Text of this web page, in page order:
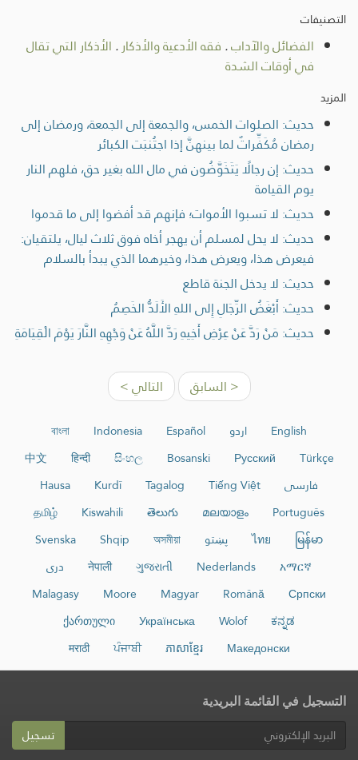
التصنيفات
الفضائل والآداب. فقه الأدعية والأذكار. الأذكار التي تقال
في أوقات الشدة
المزيد
حديث: الصلوات الخمس، والجمعة إلى الجمعة، ورمضان إلى
رمضان مُكَفِّراتٌ لما بينهنَّ إذا اجتُنبَت الكبائر
حديث: إن رجالًا يَتَخَوَّضُون في مال الله بغير حق، فلهم النار
يوم القيامة
حديث: لا تسبوا الأموات؛ فإنهم قد أفضوا إلى ما قدموا
حديث: لا يحل لمسلم أن يهجر أخاه فوق ثلاث ليال، يلتقيان:
فيعرض هذا، ويعرض هذا، وخيرهما الذي يبدأ بالسلام
حديث: لا يدخل الجنة قاطع
حديث: أَبْغَضُ الرِّجَالِ إِلى اللهِ الأَلَدُّ الخَصِمُ
حديث: مَنْ رَدَّ عَنْ عِرْضِ أَخِيهِ رَدَّ اللَّهُ عَنْ وَجْهِهِ النَّارَ يَوْمَ الْقِيَامَةِ
< السابق التالي >
English اردو Español
Indonesia
বাংলা
Türkçe
Русский
Bosanski
සිංහල
हिन्दी
中文
فارسی
Tiếng Việt
Tagalog
Kurdî
Hausa
Português
മലയാളം
తెలుగు
Kiswahili
தமிழ்
မြန်မာ
ไทย پښتو অসমীয়া
Shqip
Svenska
አማርኛ
Nederlands
ગુજરાતી
नेपाली
دری
Српски
Română
Magyar
Moore
Malagasy
ಕನ್ನಡ
Wolof
Українська
ქართული
Македонски
ភាសាខ្មែរ
ਪੰਜਾਬੀ
मराठी
التسجيل في القائمة البريدية
تسجيل